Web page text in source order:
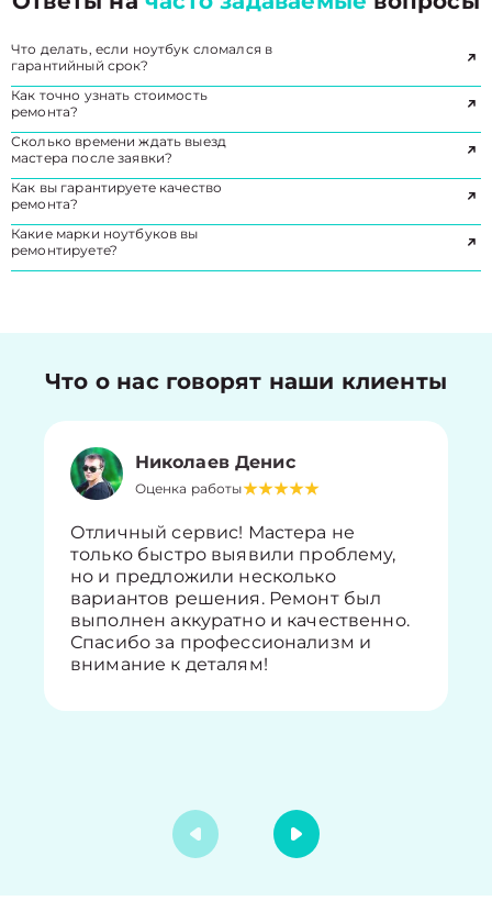
Что делать, если ноутбук сломался в
гарантийный срок?
Как точно узнать стоимость
ремонта?
Сколько времени ждать выезд
мастера после заявки?
Как вы гарантируете качество
ремонта?
Какие марки ноутбуков вы
ремонтируете?
Что о нас говорят наши клиенты
Николаев Денис
Оценка работы
Отличный сервис! Мастера не
только быстро выявили проблему,
но и предложили несколько
вариантов решения. Ремонт был
выполнен аккуратно и качественно.
Спасибо за профессионализм и
внимание к деталям!